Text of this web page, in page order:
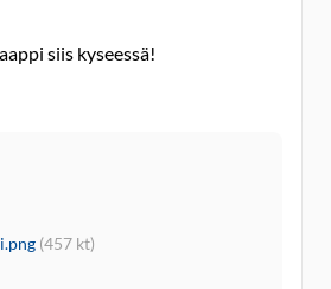
siis kyseessä!
(457 kt)